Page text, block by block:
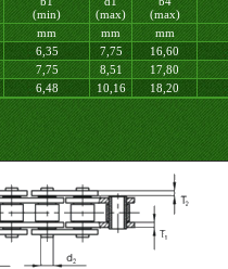
(min)
(max)
(max)
mm mm
mm
6,35 7,75
16,60
7,75 8,51
17,80
6,48 10,16 18,20